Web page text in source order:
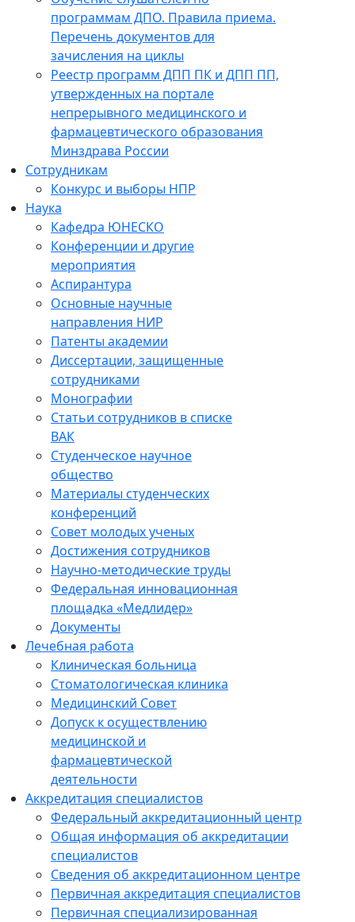
программам ДПО. Правила приема.
Перечень документов для
зачисления на циклы
Реестр программ ДПП ПК и ДПП ПП,
утвержденных на портале
непрерывного медицинского и
фармацевтического образования
Минздрава России
Сотрудникам
Конкурс и выборы НПР
Наука
Кафедра ЮНЕСКО
Конференции и другие
мероприятия
Аспирантура
Основные научные
направления НИР
Патенты академии
Диссертации, защищенные
сотрудниками
Монографии
Статьи сотрудников в списке
ВАК
Студенческое научное
общество
Материалы студенческих
конференций
Совет молодых ученых
Достижения сотрудников
Научно-методические труды
Федеральная инновационная
площадка «Медлидер»
Документы
Лечебная работа
Клиническая больница
Стоматологическая клиника
Медицинский Совет
Допуск к осуществлению
медицинской и
фармацевтической
деятельности
Аккредитация специалистов
Федеральный аккредитационный центр
Общая информация об аккредитации
специалистов
Сведения об аккредитационном центре
Первичная аккредитация специалистов
Первичная специализированная